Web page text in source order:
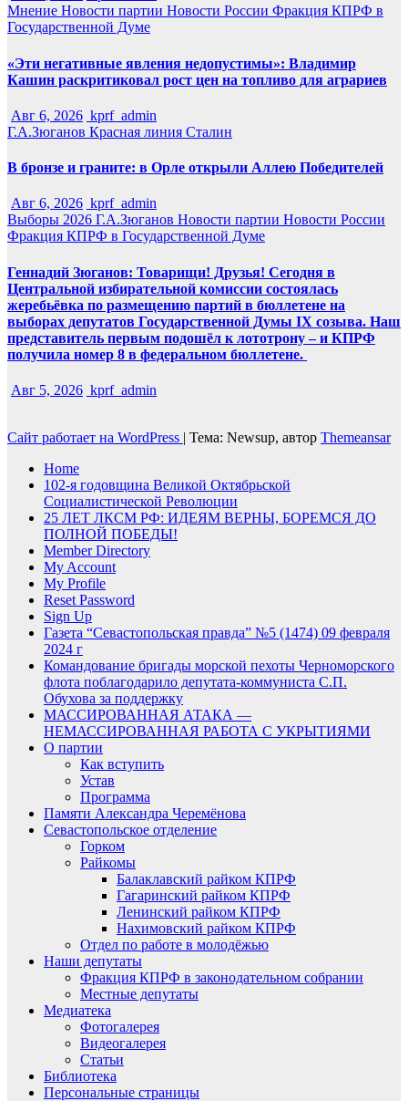
Мнение Новости партии Новости России Фракция КПРФ в
Государственной Думе
«Эти негативные явления недопустимы»: Владимир
Кашин раскритиковал рост цен на топливо для аграриев
Авг 6, 2026 kprf_admin
Г.А.Зюганов Красная линия Сталин
В бронзе и граните: в Орле открыли Аллею Победителей
Авг 6, 2026 kprf_admin
Выборы 2026 Г.А.Зюганов Новости партии Новости России
Фракция КПРФ в Государственной Думе
Геннадий Зюганов: Товарищи! Друзья! Сегодня в
Центральной избирательной комиссии состоялась
жеребьёвка по размещению партий в бюллетене на
выборах депутатов Государственной Думы IX созыва. Наш
представитель первым подошёл к лототрону – и КПРФ
получила номер 8 в федеральном бюллетене.
Авг 5, 2026 kprf_admin
Сайт работает на WordPress | Тема: Newsup, автор Themeansar
Home
102-я годовщина Великой Октябрьской
Социалистической Революции
25 ЛЕТ ЛКСМ РФ: ИДЕЯМ ВЕРНЫ, БОРЕМСЯ ДО
ПОЛНОЙ ПОБЕДЫ!
Member Directory
My Account
My Profile
Reset Password
Sign Up
Газета “Севастопольская правда” №5 (1474) 09 февраля
2024 г
Командование бригады морской пехоты Черноморского
флота поблагодарило депутата-коммуниста С.П.
Обухова за поддержку
МАССИРОВАННАЯ АТАКА —
НЕМАССИРОВАННАЯ РАБОТА С УКРЫТИЯМИ
О партии
Как вступить
Устав
Программа
Памяти Александра Черемёнова
Севастопольское отделение
Горком
Райкомы
Балаклавский райком КПРФ
Гагаринский райком КПРФ
Ленинский райком КПРФ
Нахимовский райком КПРФ
Отдел по работе в молодёжью
Наши депутаты
Фракция КПРФ в законодательном собрании
Местные депутаты
Медиатека
Фотогалерея
Видеогалерея
Статьи
Библиотека
Персональные страницы